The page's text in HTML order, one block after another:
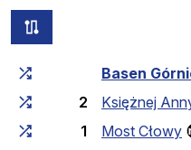
Fahrtzeit zunehmend
Basen
2
Księżnej
1
Most Cłowy